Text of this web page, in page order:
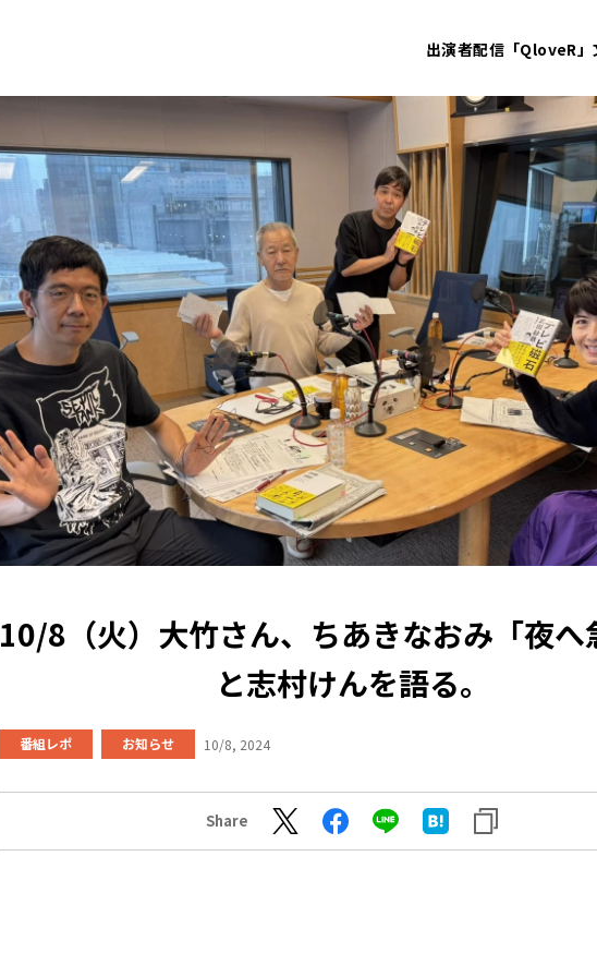
出演者配信「QloveR」
10/8（火）大竹さん、ちあきなおみ「夜へ
と志村けんを語る。
番組レポ お知らせ 10/8, 2024
Share